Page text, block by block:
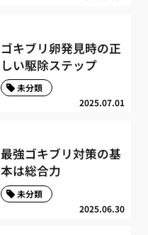
ゴキブリ卵発見時の正
しい駆除ステップ
2025.07.01
未分類
最強ゴキブリ対策の基
本は総合力
2025.06.30
未分類